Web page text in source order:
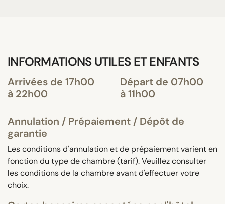
INFORMATIONS UTILES ET ENFANTS
Arrivées de 17h00
à 22h00
Départ de 07h00
à 11h00
Annulation / Prépaiement / Dépôt de
garantie
Les conditions d'annulation et de prépaiement varient en
fonction du type de chambre (tarif). Veuillez consulter
les conditions de la chambre avant d'effectuer votre
choix.